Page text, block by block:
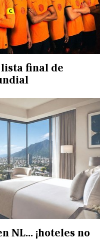
lista final de
NL... ¡hoteles no